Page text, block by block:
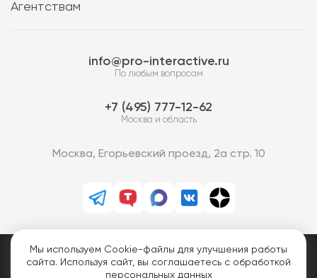
Агентствам
info@pro-interactive.ru
По любым вопросам
7 (495) 777-12-62
Москва и область
Москва, Егорьевский проезд, 2а стр. 10
PRO-Интерактив © 2013-2026.
Все права защищены.
Мы используем Cookie-файлы для улучшения работы
сайта. Используя сайт, вы соглашаетесь с обработкой
персональных данных